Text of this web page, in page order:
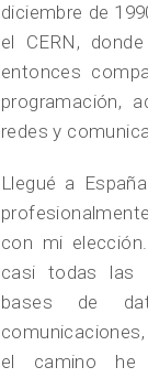
diciembre de
el CERN,
entonces
programación,
redes y
Llegué a
con mi
casi todas las
bases de
el camino he